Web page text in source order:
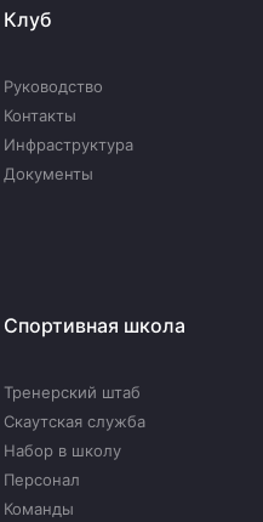
Клуб
Руководство
Контакты
Инфраструктура
Документы
Спортивная школа
Тренерский штаб
Скаутская служба
Набор в школу
Персонал
Команды